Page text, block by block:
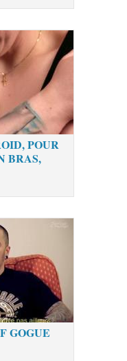
POUR
BRAS,
GOGUE